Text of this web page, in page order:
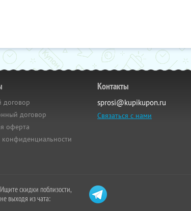
договор
договор
оферта
конфиденциальности
Контакты
sprosi@kupikupon.ru
Связаться с нами
Ищите скидки поблизости,
не выходя из чата: